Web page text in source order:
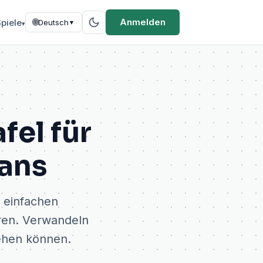
▾ 🌐Deutsch ▼ Anmelden
für
Verwandeln
können.